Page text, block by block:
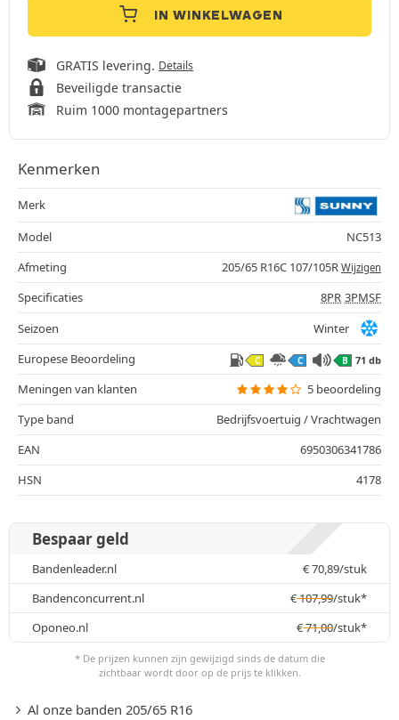
IN WINKELWAGEN
GRATIS levering. Details
Beveiligde transactie
Ruim 1000 montagepartners
Kenmerken
Merk
Model
NC513
Afmeting
205/65 R16C 107/105R Wijzigen
Specificaties 8PR 3PMSF
Seizoen
Winter
Europese Beoordeling
C C B 71 db
Meningen van klanten
5 beoordeling
Type band
Bedrijfsvoertuig / Vrachtwagen
EAN
6950306341786
HSN
4178
Bespaar geld
Bandenleader.nl €70,89/stuk
Bandenconcurrent.nl
€107,99/stuk*
Oponeo.nl
€71,00/stuk*
* De prijzen kunnen zijn gewijzigd sinds de datum die
zichtbaar wordt door op de prijs te klikken.
Al onze banden 205/65 R16